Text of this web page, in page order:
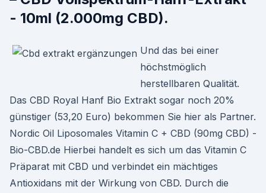
- 10ml (2.000mg CBD).
Und das bei einer
höchstmöglich
herstellbaren Qualität.
Das CBD Royal Hanf Bio Extrakt sogar noch 20%
günstiger (53,20 Euro) bekommen Sie hier als Partner.
Nordic Oil Liposomales Vitamin C + CBD (90mg CBD) -
Bio-CBD.de Hierbei handelt es sich um das Vitamin C
Präparat mit CBD und verbindet ein mächtiges
Antioxidans mit der Wirkung von CBD. Durch die